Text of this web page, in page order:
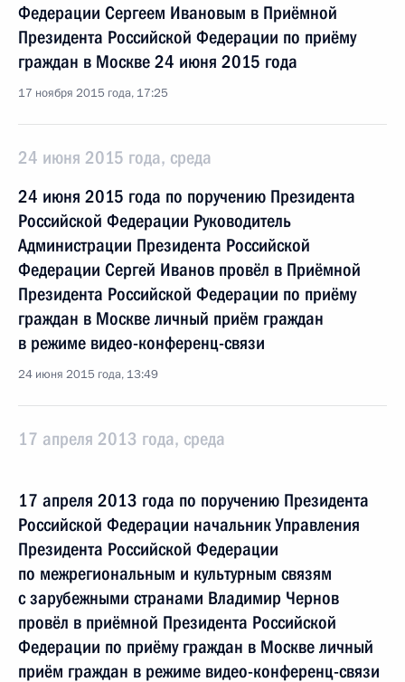
Федерации Сергеем Ивановым в Приёмной
Президента Российской Федерации по приёму
граждан в Москве 24 июня 2015 года
17 ноября 2015 года, 17:25
24 июня 2015 года, среда
24 июня 2015 года по поручению Президента
Российской Федерации Руководитель
Администрации Президента Российской
Федерации Сергей Иванов провёл в Приёмной
Президента Российской Федерации по приёму
граждан в Москве личный приём граждан
в режиме видео-конференц-связи
24 июня 2015 года, 13:49
17 апреля 2013 года, среда
17 апреля 2013 года по поручению Президента
Российской Федерации начальник Управления
Президента Российской Федерации
по межрегиональным и культурным связям
с зарубежными странами Владимир Чернов
провёл в приёмной Президента Российской
Федерации по приёму граждан в Москве личный
приём граждан в режиме видео-конференц-связи